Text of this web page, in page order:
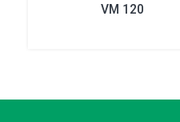
VM 120